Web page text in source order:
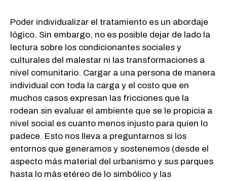
Poder individualizar el tratamiento es un abordaje
lógico. Sin embargo, no es posible dejar de lado la
lectura sobre los condicionantes sociales y
culturales del malestar ni las transformaciones a
nivel comunitario. Cargar a una persona de manera
individual con toda la carga y el costo que en
muchos casos expresan las fricciones que la
rodean sin evaluar el ambiente que se le propicia a
nivel social es cuanto menos injusto para quien lo
padece. Esto nos lleva a preguntarnos si los
entornos que generamos y sostenemos (desde el
aspecto más material del urbanismo y sus parques
hasta lo más etéreo de lo simbólico y las